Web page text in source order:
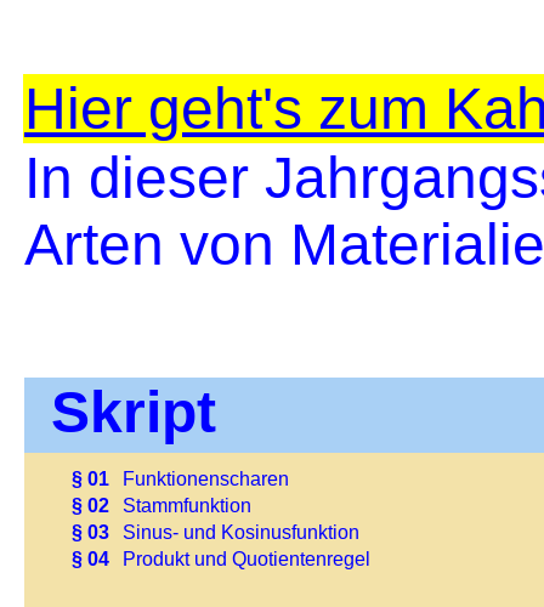
Hier geht's zum
In dieser
Arten von
Skript
§ 01
Funktionenscharen
§ 02
Stammfunktion
§ 03
Sinus- und Kosinusfunktion
§ 04
Produkt und Quotientenregel